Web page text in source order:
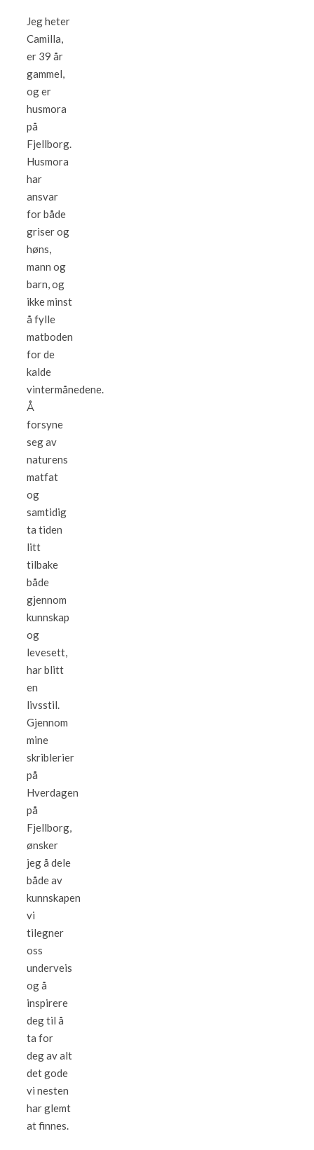
Jeg heter
Camilla,
er 39 år
gammel,
og er
husmora
på
Fjellborg.
Husmora
har
ansvar
for både
griser og
høns,
mann og
barn, og
ikke minst
å fylle
matboden
for de
kalde
vintermånedene.
Å
forsyne
seg av
naturens
matfat
og
samtidig
ta tiden
litt
tilbake
både
gjennom
kunnskap
og
levesett,
har blitt
en
livsstil.
Gjennom
mine
skriblerier
på
Hverdagen
på
Fjellborg,
ønsker
jeg å dele
både av
kunnskapen
vi
tilegner
oss
underveis
og å
inspirere
deg til å
ta for
deg av alt
det gode
vi nesten
har glemt
at finnes.